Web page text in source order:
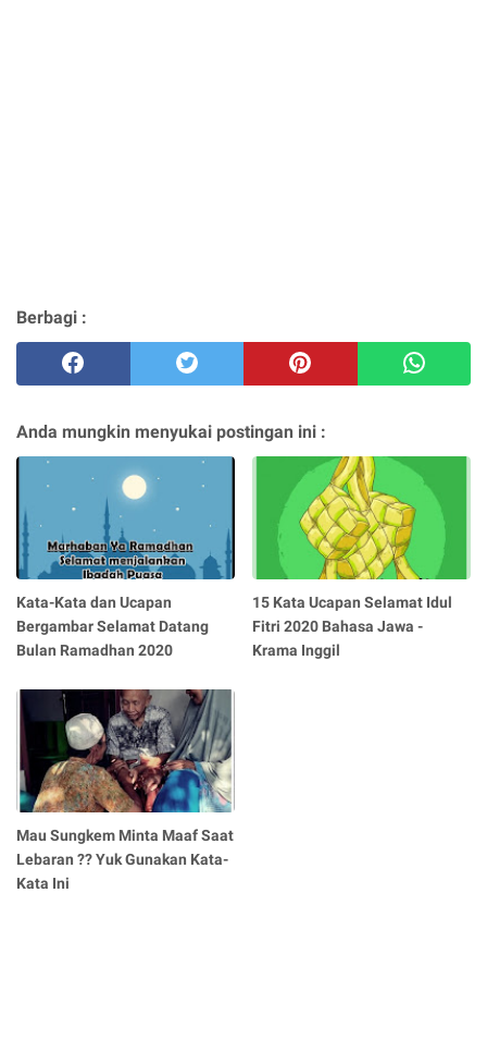
Berbagi :
Anda mungkin menyukai postingan ini :
Kata-Kata dan Ucapan
Bergambar Selamat Datang
Bulan Ramadhan 2020
15 Kata Ucapan Selamat Idul
Fitri 2020 Bahasa Jawa -
Krama Inggil
Mau Sungkem Minta Maaf Saat
Lebaran ?? Yuk Gunakan Kata-
Kata Ini